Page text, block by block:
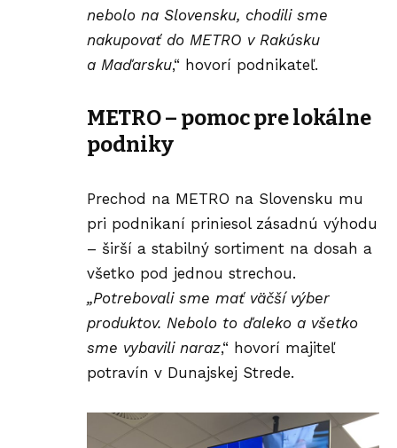
nebolo na Slovensku, chodili sme
nakupovať do METRO v Rakúsku
a Maďarsku,“ hovorí podnikateľ.
METRO – pomoc pre lokálne
podniky
Prechod na METRO na Slovensku mu
pri podnikaní priniesol zásadnú výhodu
– širší a stabilný sortiment na dosah a
všetko pod jednou strechou.
„Potrebovali sme mať väčší výber
produktov. Nebolo to ďaleko a všetko
sme vybavili naraz,“ hovorí majiteľ
potravín v Dunajskej Strede.